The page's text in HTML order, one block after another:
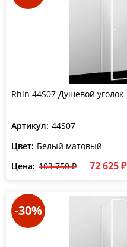
Rhin 44S07 Душевой уголок
Артикул: 44S07
Цвет: Белый матовый
Цена: 103 750 ₽ 72 625 ₽
-30%